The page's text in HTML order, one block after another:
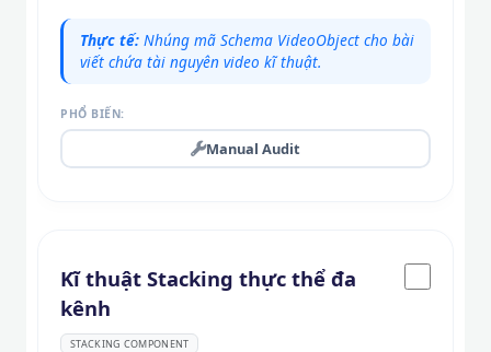
Thực tế: Nhúng mã Schema VideoObject cho bài
viết chứa tài nguyên video kĩ thuật.
PHỔ BIẾN:
Manual Audit
Kĩ thuật Stacking thực thể đa
kênh
STACKING COMPONENT